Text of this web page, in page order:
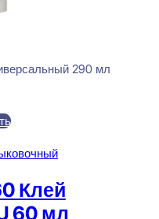
290 мл
Клей
60 мл